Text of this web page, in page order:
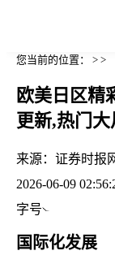
您当前的位置： > >
欧美日区精
更新,热门
来源： 证券时报
2026-06-09
字号
国际化发展